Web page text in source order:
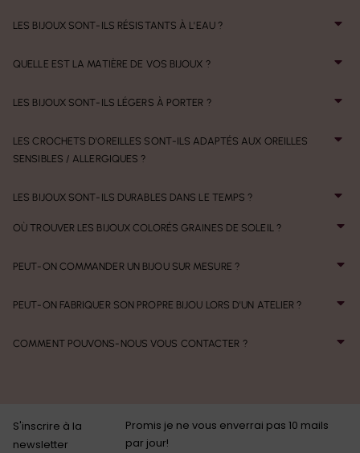
LES BIJOUX SONT-ILS RÉSISTANTS À L'EAU ?
QUELLE EST LA MATIÈRE DE VOS BIJOUX ?
LES BIJOUX SONT-ILS LÉGERS À PORTER ?
LES CROCHETS D'OREILLES SONT-ILS ADAPTÉS AUX OREILLES
SENSIBLES / ALLERGIQUES ?
LES BIJOUX SONT-ILS DURABLES DANS LE TEMPS ?
OÙ TROUVER LES BIJOUX COLORÉS GRAINES DE SOLEIL ?
PEUT-ON COMMANDER UN BIJOU SUR MESURE ?
PEUT-ON FABRIQUER SON PROPRE BIJOU LORS D'UN ATELIER ?
COMMENT POUVONS-NOUS VOUS CONTACTER ?
S'inscrire à la
newsletter
Promis je ne vous enverrai pas 10 mails
par jour!